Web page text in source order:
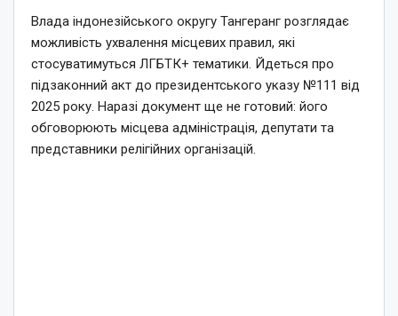
Влада індонезійського округу Тангеранг розглядає
можливість ухвалення місцевих правил, які
стосуватимуться ЛГБТК+ тематики. Йдеться про
підзаконний акт до президентського указу №111 від
2025 року. Наразі документ ще не готовий: його
обговорюють місцева адміністрація, депутати та
представники релігійних організацій.